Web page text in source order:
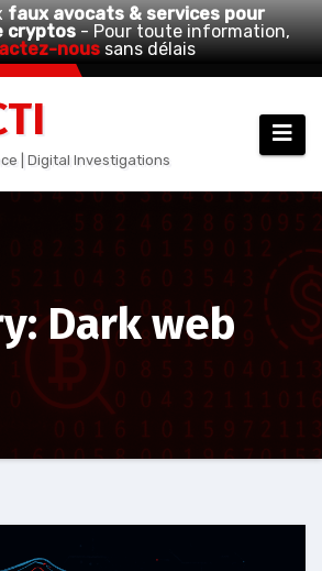
faux avocats & services pour
cryptos- Pour toute information,
noussans délais
| Digital Investigations
Dark web